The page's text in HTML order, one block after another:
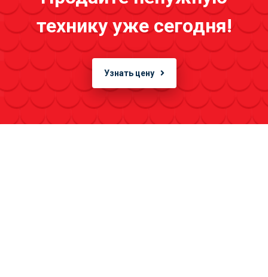
технику уже сегодня!
Узнать цену